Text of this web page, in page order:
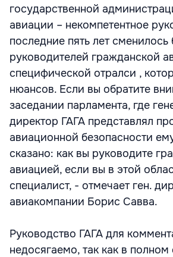
государственной
авиации – некомпетентное
последние пять лет сменилось
руководителей гражданской
специфической отралси ,
нюансов. Если вы обратите
заседании парламента, где
директор ГАГА представлял
авиационной безопасности
сказано: как вы руководите
авиацией, если вы в этой
специалист, - отмечает ген.
авиакомпании Борис Савва.
Руководство ГАГА для
недосягаемо, так как в полном